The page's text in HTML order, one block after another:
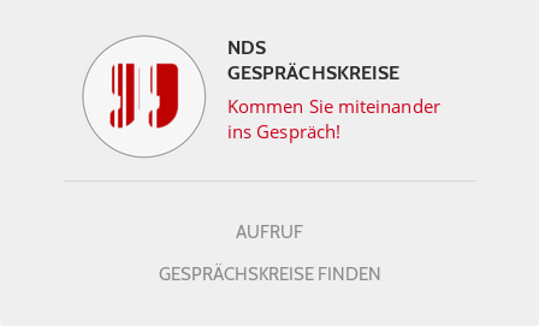
NDS
GESPRÄCHSKREISE
Kommen Sie miteinander
ins Gespräch!
AUFRUF
GESPRÄCHSKREISE FINDEN